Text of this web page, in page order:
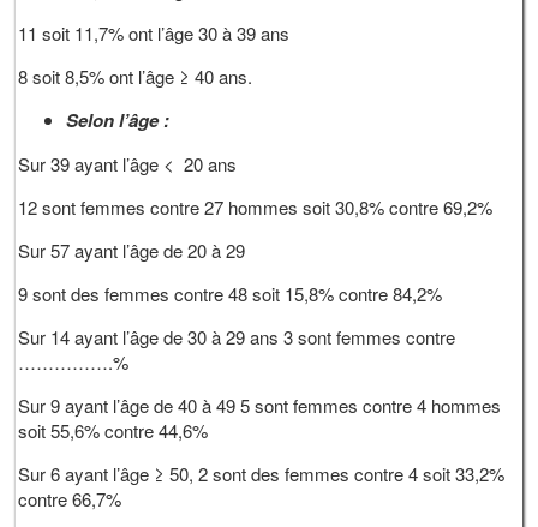
11 soit 11,7% ont l’âge 30 à 39 ans
8 soit 8,5% ont l’âge ≥ 40 ans.
Selon l’âge :
Sur 39 ayant l’âge < 20 ans
12 sont femmes contre 27 hommes soit 30,8% contre 69,2%
Sur 57 ayant l’âge de 20 à 29
9 sont des femmes contre 48 soit 15,8% contre 84,2%
Sur 14 ayant l’âge de 30 à 29 ans 3 sont femmes contre
…………….%
Sur 9 ayant l’âge de 40 à 49 5 sont femmes contre 4 hommes
soit 55,6% contre 44,6%
Sur 6 ayant l’âge ≥ 50, 2 sont des femmes contre 4 soit 33,2%
contre 66,7%